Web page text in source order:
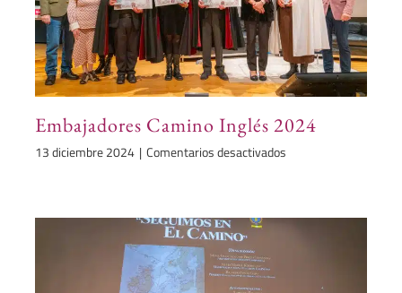
Embajadores Camino Inglés 2024
13 diciembre 2024 | Comentarios desactivadosen